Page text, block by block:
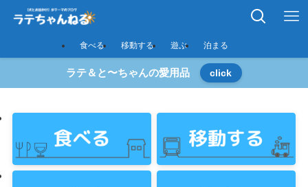
食べる 移動する 遊ぶ 泊まる
ラテ＆と〜ちゃんの愛用品 click